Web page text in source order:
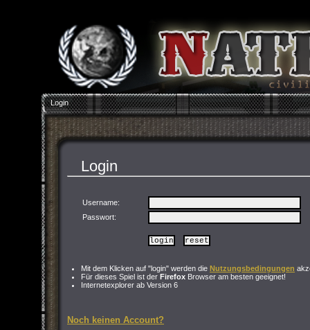
Login
Login
Username:
Passwort:
Mit dem Klicken auf "login" werden die Nutzungsbedingungen
Für dieses Spiel ist der Firefox Browser am besten geeignet!
Internetexplorer ab Version 6
Noch keinen Account?